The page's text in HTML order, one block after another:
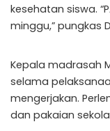
kesehatan siswa.
minggu,” pungkas
Kepala madrasah
selama
mengerjakan.
dan pakaian